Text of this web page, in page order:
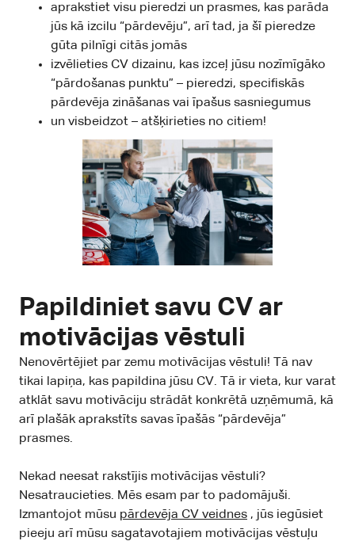
aprakstiet visu pieredzi un prasmes, kas parāda
jūs kā izcilu “pārdevēju”, arī tad, ja šī pieredze
gūta pilnīgi citās jomās
izvēlieties CV dizainu, kas izceļ jūsu nozīmīgāko
“pārdošanas punktu” – pieredzi, specifiskās
pārdevēja zināšanas vai īpašus sasniegumus
un visbeidzot – atšķirieties no citiem!
Papildiniet savu CV ar
motivācijas vēstuli
Nenovērtējiet par zemu motivācijas vēstuli! Tā nav
tikai lapiņa, kas papildina jūsu CV. Tā ir vieta, kur varat
atklāt savu motivāciju strādāt konkrētā uzņēmumā, kā
arī plašāk aprakstīts savas īpašās “pārdevēja”
prasmes.
Nekad neesat rakstījis motivācijas vēstuli?
Nesatraucieties. Mēs esam par to padomājuši.
Izmantojot mūsu pārdevēja CV veidnes , jūs iegūsiet
pieeju arī mūsu sagatavotajiem motivācijas vēstuļu